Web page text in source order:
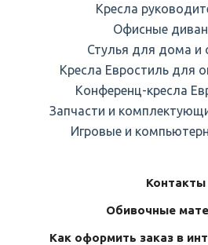
Кресла
Офисные
Стулья для дома и
Кресла Евростиль для
Конференц-кресла
Запчасти и
Игровые и
Контакты
Обивочные
Как оформить заказ в